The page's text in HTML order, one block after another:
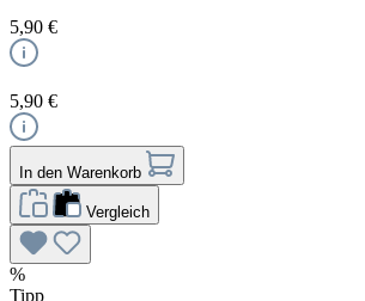
5,90 €
5,90 €
In den Warenkorb
Vergleich
%
Tipp